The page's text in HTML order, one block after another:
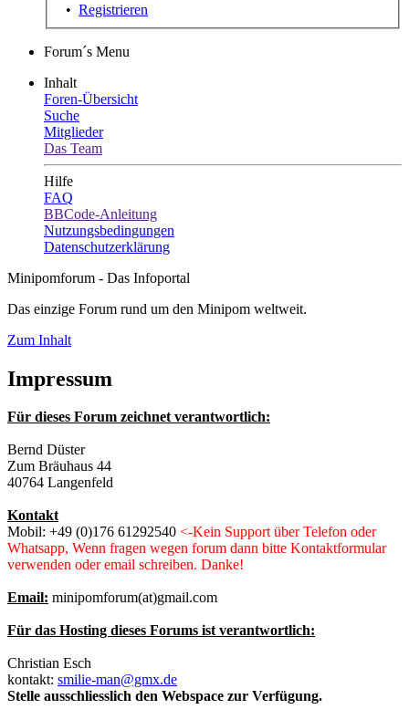
• Registrieren
Forum´s Menu
Inhalt
Foren-Übersicht
Suche
Mitglieder
Das Team
Hilfe
FAQ
BBCode-Anleitung
Nutzungsbedingungen
Datenschutzerklärung
Minipomforum - Das Infoportal
Das einzige Forum rund um den Minipom weltweit.
Zum Inhalt
Impressum
Für dieses Forum zeichnet verantwortlich:
Bernd Düster
Zum Bräuhaus 44
40764 Langenfeld
Kontakt
Mobil: +49 (0)176 61292540 <-Kein Support über Telefon oder
Whatsapp, Wenn fragen wegen forum dann bitte Kontaktformular
verwenden oder email schreiben. Danke!
Email: minipomforum(at)gmail.com
Für das Hosting dieses Forums ist verantwortlich:
Christian Esch
kontakt: smilie-man@gmx.de
Stelle ausschliesslich den Webspace zur Verfügung.